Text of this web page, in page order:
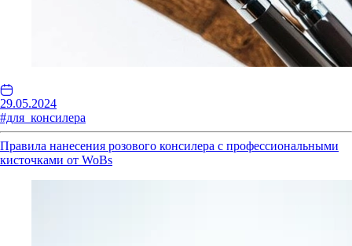
29.05.2024
#для_консилера
Правила нанесения розового консилера с профессиональными
кисточками от WoBs